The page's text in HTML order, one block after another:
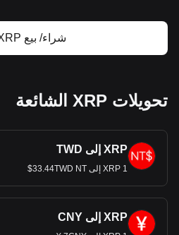
شراء/ بيع XRP الآن
تحويلات XRP الشائعة
XRP إلى TWD
1 XRP إلى 33.44TWD NT$
XRP إلى CNY